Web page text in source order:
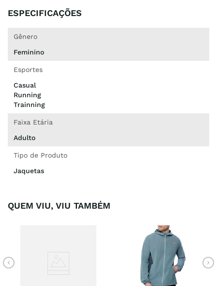
ESPECIFICAÇÕES
Gênero
Feminino
Esportes
Casual
Running
Trainning
Faixa Etária
Adulto
Tipo de Produto
Jaquetas
QUEM VIU, VIU TAMBÉM